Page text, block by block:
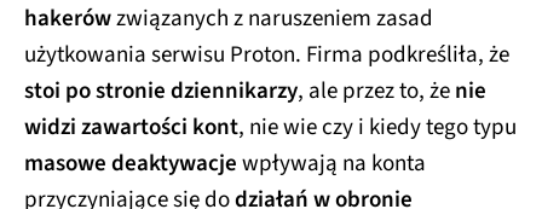
hakerówzwiązanych z naruszeniem zasad
użytkowania serwisu Proton. Firma podkreśliła, że
stoi po stronie dziennikarzy, ale przez to, żenie
widzi zawartości kont, nie wie czy i kiedy tego typu
masowe deaktywacjewpływają na konta
przyczyniające się dodziałań w obronie